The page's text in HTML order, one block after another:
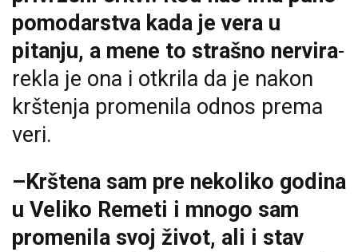
pomodarstva kada je vera u
pitanju, a mene to strašno nervira-
rekla je ona i otkrila da je nakon
krštenja promenila odnos prema
veri.
–Krštena sam pre nekoliko godina
u Veliko Remeti i mnogo sam
promenila svoj život, ali i stav